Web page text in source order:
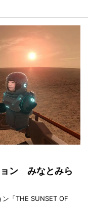
ョン みなとみら
「THE SUNSET OF